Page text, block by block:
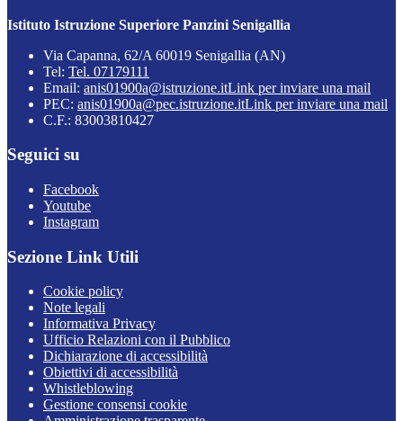
Istituto Istruzione Superiore Panzini Senigallia
Via Capanna, 62/A 60019 Senigallia (AN)
Tel: Tel. 07179111
Email: anis01900a@istruzione.itLink per inviare una mail
PEC: anis01900a@pec.istruzione.itLink per inviare una mail
C.F.: 83003810427
Seguici su
Facebook
Youtube
Instagram
Sezione Link Utili
Cookie policy
Note legali
Informativa Privacy
Ufficio Relazioni con il Pubblico
Dichiarazione di accessibilità
Obiettivi di accessibilità
Whistleblowing
Gestione consensi cookie